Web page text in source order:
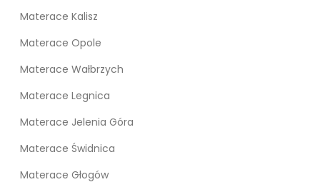
Materace Kalisz
Materace Opole
Materace Wałbrzych
Materace Legnica
Materace Jelenia Góra
Materace Świdnica
Materace Głogów